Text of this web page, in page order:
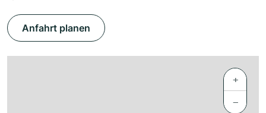
Anfahrt planen
+
−